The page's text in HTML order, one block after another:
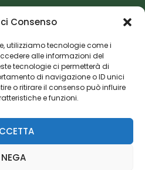
Consenso
utilizziamo tecnologie come i
alle informazioni del
tecnologie ci permetterà di
di navigazione o ID unici
o ritirare il consenso può influire
e funzioni.
NEGA